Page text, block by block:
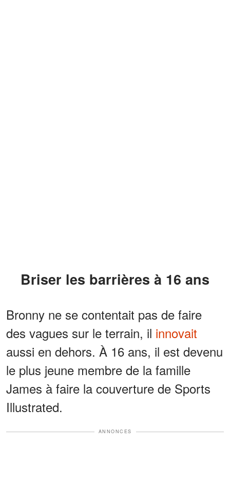
Briser les barrières à 16 ans
Bronny ne se contentait pas de faire
des vagues sur le terrain, il innovait
aussi en dehors. À 16 ans, il est devenu
le plus jeune membre de la famille
James à faire la couverture de Sports
Illustrated.
ANNONCES